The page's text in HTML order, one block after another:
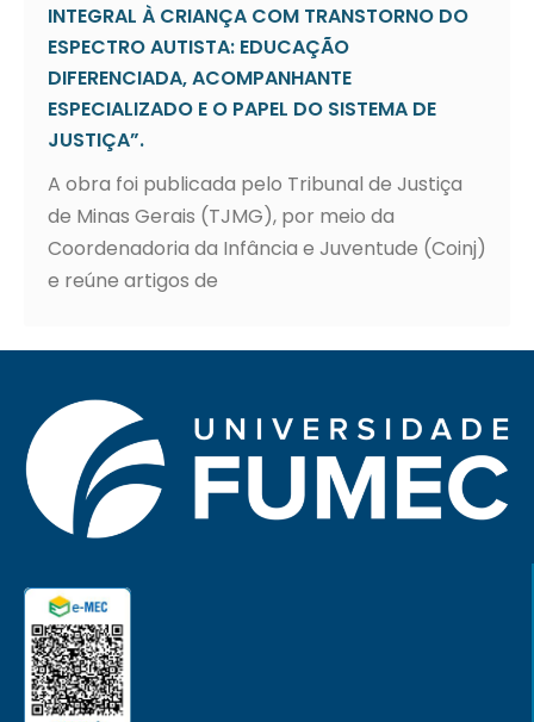
INTEGRAL À CRIANÇA COM TRANSTORNO DO
ESPECTRO AUTISTA: EDUCAÇÃO
DIFERENCIADA, ACOMPANHANTE
ESPECIALIZADO E O PAPEL DO SISTEMA DE
JUSTIÇA”.
A obra foi publicada pelo Tribunal de Justiça
de Minas Gerais (TJMG), por meio da
Coordenadoria da Infância e Juventude (Coinj)
e reúne artigos de